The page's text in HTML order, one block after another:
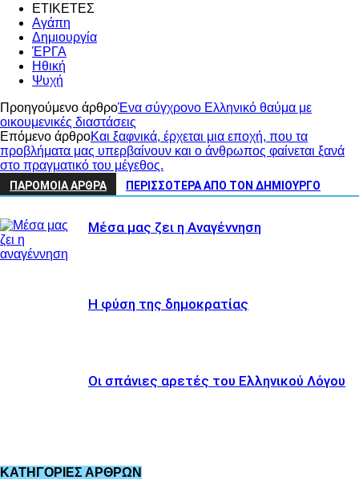
ΕΤΙΚΕΤΕΣ
Αγάπη
Δημιουργία
ΈΡΓΑ
Ηθική
Ψυχή
Προηγούμενο άρθροΈνα σύγχρονο Ελληνικό θαύμα με
οικουμενικές διαστάσεις
Επόμενο άρθροΚαι ξαφνικά, έρχεται μια εποχή, που τα
προβλήματα μας υπερβαίνουν και ο άνθρωπος φαίνεται ξανά
στο πραγματικό του μέγεθος.
ΠΑΡΟΜΟΙΑ ΑΡΘΡΑ ΠΕΡΙΣΣΟΤΕΡΑ ΑΠΟ ΤΟΝ ΔΗΜΙΟΥΡΓΟ
Μέσα μας ζει η Αναγέννηση
Η φύση της δημοκρατίας
Οι σπάνιες αρετές του Ελληνικού Λόγου
ΚΑΤΗΓΟΡΙΕΣ ΑΡΘΡΩΝ